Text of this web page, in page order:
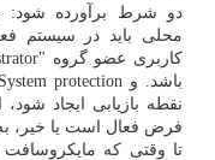
محلی باید در سیستم
کاربری عضو گروه "Administrator" باید در
فرض فعال است یا خیر، به
تا وقتی که مایکروسافت